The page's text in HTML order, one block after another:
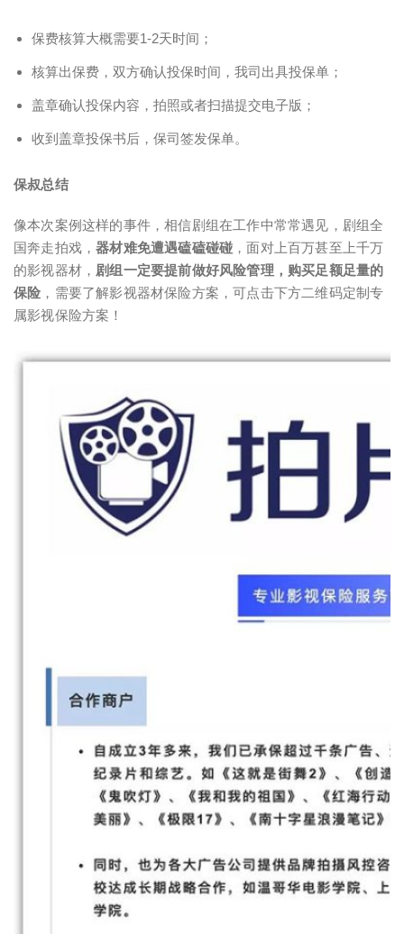
保费核算大概需要1-2天时间；
核算出保费，双方确认投保时间，我司出具投保单；
盖章确认投保内容，拍照或者扫描提交电子版；
收到盖章投保书后，保司签发保单。
保叔总结
像本次案例这样的事件，相信剧组在工作中常常遇见，剧组全
国奔走拍戏，器材难免遭遇磕磕碰碰 ，面对上百万甚至上千万
的影视器材， 剧组一定要提前做好风险管理，购买足额足量的
保险 ，需要了解影视器材保险方案，可点击下方二维码定制专
属影视保险方案！